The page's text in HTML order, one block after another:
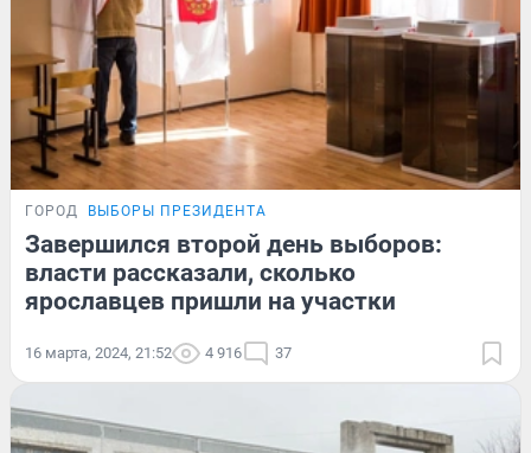
ГОРОД ВЫБОРЫ ПРЕЗИДЕНТА
Завершился второй день выборов:
власти рассказали, сколько
ярославцев пришли на участки
16 марта, 2024, 21:52 4 916 37